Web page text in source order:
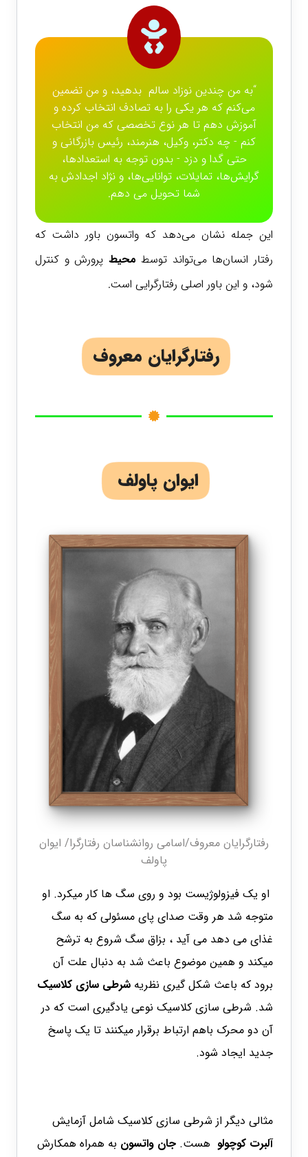
“به من چندین نوزاد سالم بدهید، و من تضمین
می‌کنم که هر یکی را به تصادف انتخاب کرده و
آموزش دهم تا هر نوع تخصصی که من انتخاب
کنم - چه دکتر، وکیل، هنرمند، رئیس بازرگانی و
حتی گدا و دزد - بدون توجه به استعدادها،
گرایش‌ها، تمایلات، توانایی‌ها، و نژاد اجدادش به
شما تحویل می دهم.
این جمله نشان می‌دهد که واتسون باور داشت که
رفتار انسان‌ها می‌تواند توسط محیط پرورش و کنترل
شود، و این باور اصلی رفتارگرایی است.
رفتارگرایان معروف
ایوان پاولف
رفتارگرایان معروف/اسامی روانشناسان رفتارگرا/ ایوان
پاولف
او یک فیزولوژیست بود و روی سگ ها کار میکرد. او
متوجه شد هر وقت صدای پای مسئولی که به سگ
غذای می دهد می آید ، بزاق سگ شروع به ترشح
میکند و همین موضوع باعث شد به دنبال علت آن
برود که باعث شکل گیری نظریهشرطی سازی کلاسیک
شد. شرطی سازی کلاسیک نوعی یادگیری است که در
آن دو محرک باهم ارتباط برقرار میکنند تا یک پاسخ
جدید ایجاد شود.
مثالی دیگر از شرطی سازی کلاسیک شامل آزمایش
آلبرت کوچولو هست.جان واتسون به همراه همکارش